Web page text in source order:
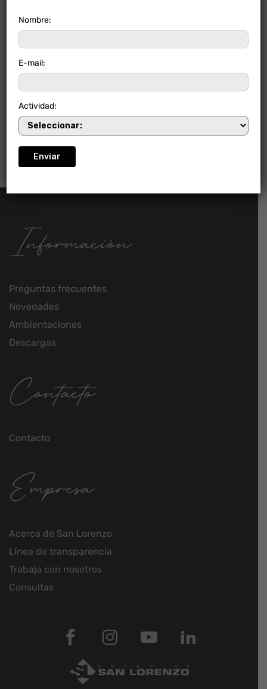
FORTALEZA NIEVE
Información
Preguntas frecuentes
Novedades
Ambientaciones
Descargas
Contacto
Contacto
Empresa
Acerca de San Lorenzo
Línea de transparencia
Trabaja con nosotros
Consultas
Nombre:
E-mail:
Actividad: